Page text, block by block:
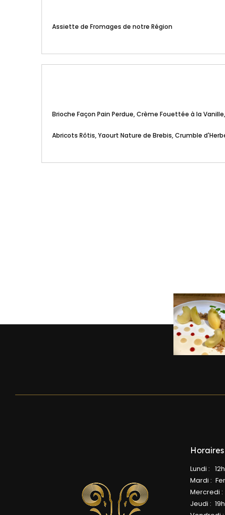
Assiette de Fromages de notre Région
Brioche Façon Pain Perdue, Crème Fouettée à la
Abricots Rôtis, Yaourt Nature de Brebis, Crumble
Horaires
Lundi :
Mardi :
Mercredi :
Jeudi :